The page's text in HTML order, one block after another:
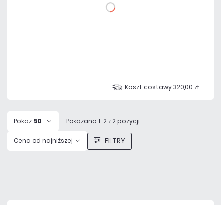
DO KOSZYKA
Koszt dostawy 320,00 zł
Pokaż 50 Pokazano 1-2 z 2 pozycji
Cena od najniższej FILTRY